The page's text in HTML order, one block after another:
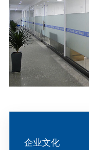
企业文化